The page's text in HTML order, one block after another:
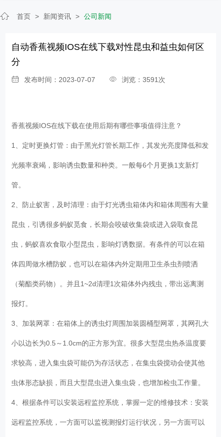
首页 > 新闻资讯 > 公司新闻
自动香蕉视频IOS在线下载对性昆虫和益虫如何区
分
发布时间：2023-07-07 浏览：3591次
香蕉视频IOS在线下载在使用后期有哪些事项值得注意？
1、定时更换灯管：由于黑光灯管长期工作，其发光亮度降低和发
光频率衰竭，影响诱虫数量和种类。一般每6个月更换1支新灯
管。
2、防止蚁害，及时清理：由于灯光诱虫箱体内和箱体周围有大量
昆虫，引诱很多蚂蚁觅食，长期会咬破收集袋或进入袋取食昆
虫，蚂蚁喜欢食取小型昆虫，影响灯诱数据。有条件的可以在箱
体四周做水槽防蚁，也可以在箱体内外定期用卫生杀虫剂喷洒
（菊酯类药物）。并且1~2d清理1次箱体外内残虫，带出远离测
报灯。
3、加装网罩：在箱体上的诱虫灯周围加装圆桶型网罩，其网孔大
小以边长为0.5～1.0cm的正方形为宜。很多大型昆虫热杀温度要
求较高，进入集虫袋可能仍为存活状态，在集虫袋搅动会使其他
虫体形态缺损，而且大型昆虫进入集虫袋，也增加检虫工作量。
4、根据条件可以安装远程监控系统，掌握一定的维修技术：安装
远程监控系统，一方面可以监视测报灯运行状况，另一方面可以